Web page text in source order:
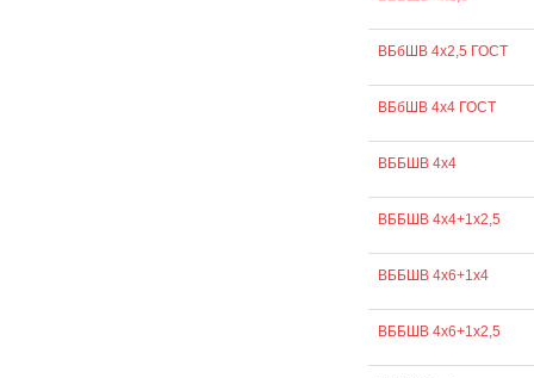
ВБбШВ 4х2,5 ГОСТ
ВБбШВ 4х4 ГОСТ
ВББШВ 4х4
ВББШВ 4х4+1х2,5
ВББШВ 4х6+1х4
ВББШВ 4х6+1х2,5